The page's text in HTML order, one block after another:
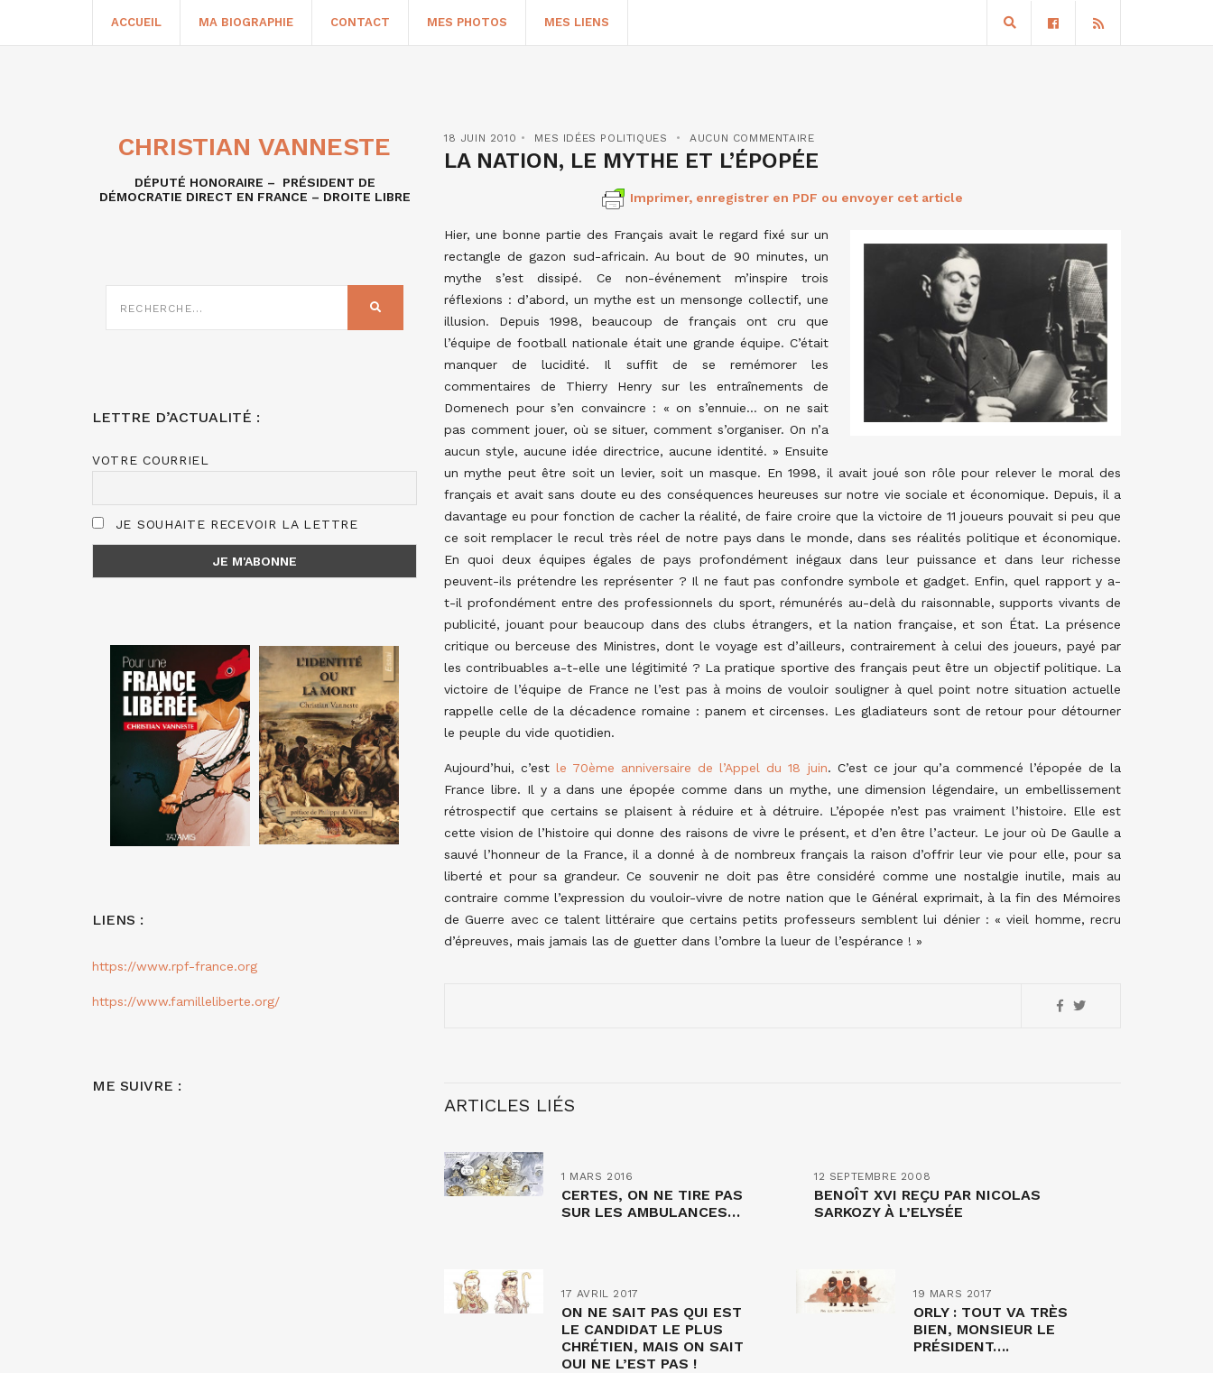
ACCUEIL MA BIOGRAPHIE CONTACT MES PHOTOS MES LIENS
18 JUIN 2010 MES IDÉES POLITIQUES AUCUN COMMENTAIRE
LA NATION, LE MYTHE ET L’ÉPOPÉE
Imprimer, enregistrer en PDF ou envoyer cet article
Hier, une bonne partie des Français avait le regard fixé sur un
rectangle de gazon sud-africain. Au bout de 90 minutes, un
mythe s’est dissipé. Ce non-événement m’inspire trois
réflexions : d’abord, un mythe est un mensonge collectif, une
illusion. Depuis 1998, beaucoup de français ont cru que
l’équipe de football nationale était une grande équipe. C’était
manquer de lucidité. Il suffit de se remémorer les
commentaires de Thierry Henry sur les entraînements de
Domenech pour s’en convaincre : « on s’ennuie… on ne sait
pas comment jouer, où se situer, comment s’organiser. On n’a
aucun style, aucune idée directrice, aucune identité. » Ensuite
un mythe peut être soit un levier, soit un masque. En 1998, il avait joué son rôle pour relever le moral des
français et avait sans doute eu des conséquences heureuses sur notre vie sociale et économique. Depuis, il a
davantage eu pour fonction de cacher la réalité, de faire croire que la victoire de 11 joueurs pouvait si peu que
ce soit remplacer le recul très réel de notre pays dans le monde, dans ses réalités politique et économique.
En quoi deux équipes égales de pays profondément inégaux dans leur puissance et dans leur richesse
peuvent-ils prétendre les représenter ? Il ne faut pas confondre symbole et gadget. Enfin, quel rapport y a-
t-il profondément entre des professionnels du sport, rémunérés au-delà du raisonnable, supports vivants de
publicité, jouant pour beaucoup dans des clubs étrangers, et la nation française, et son État. La présence
critique ou berceuse des Ministres, dont le voyage est d’ailleurs, contrairement à celui des joueurs, payé par
les contribuables a-t-elle une légitimité ? La pratique sportive des français peut être un objectif politique. La
victoire de l’équipe de France ne l’est pas à moins de vouloir souligner à quel point notre situation actuelle
rappelle celle de la décadence romaine : panem et circenses. Les gladiateurs sont de retour pour détourner
le peuple du vide quotidien.
Aujourd’hui, c’estle 70ème anniversaire de l’Appel du 18 juin. C’est ce jour qu’a commencé l’épopée de la
France libre. Il y a dans une épopée comme dans un mythe, une dimension légendaire, un embellissement
rétrospectif que certains se plaisent à réduire et à détruire. L’épopée n’est pas vraiment l’histoire. Elle est
cette vision de l’histoire qui donne des raisons de vivre le présent, et d’en être l’acteur. Le jour où De Gaulle a
sauvé l’honneur de la France, il a donné à de nombreux français la raison d’offrir leur vie pour elle, pour sa
liberté et pour sa grandeur. Ce souvenir ne doit pas être considéré comme une nostalgie inutile, mais au
contraire comme l’expression du vouloir-vivre de notre nation que le Général exprimait, à la fin des Mémoires
de Guerre avec ce talent littéraire que certains petits professeurs semblent lui dénier : « vieil homme, recru
d’épreuves, mais jamais las de guetter dans l’ombre la lueur de l’espérance ! »
ARTICLES LIÉS
1 MARS 2016
CERTES, ON NE TIRE PAS
SUR LES AMBULANCES…
12 SEPTEMBRE 2008
BENOÎT XVI REÇU PAR NICOLAS
SARKOZY À L’ELYSÉE
17 AVRIL 2017
ON NE SAIT PAS QUI EST
LE CANDIDAT LE PLUS
CHRÉTIEN, MAIS ON SAIT
QUI NE L’EST PAS !
19 MARS 2017
ORLY : TOUT VA TRÈS
BIEN, MONSIEUR LE
PRÉSIDENT….
CHRISTIAN VANNESTE
DÉPUTÉ HONORAIRE – PRÉSIDENT DE
DÉMOCRATIE DIRECT EN FRANCE – DROITE LIBRE
SUR
RECHERCHER
LETTRE D’ACTUALITÉ :
VOTRE COURRIEL
JE SOUHAITE RECEVOIR LA LETTRE
LIENS :
https://www.rpf-france.org
https://www.familleliberte.org/
ME SUIVRE :